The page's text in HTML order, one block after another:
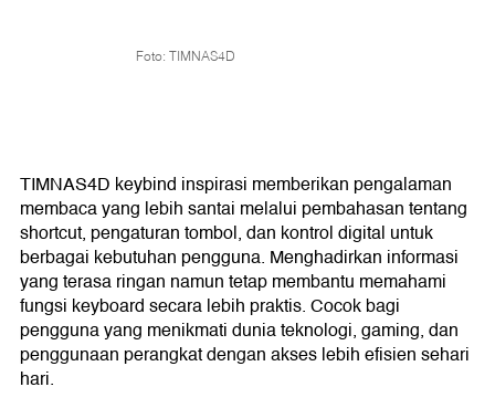
Foto: TIMNAS4D
TIMNAS4D keybind inspirasi memberikan pengalaman
membaca yang lebih santai melalui pembahasan tentang
shortcut, pengaturan tombol, dan kontrol digital untuk
berbagai kebutuhan pengguna. Menghadirkan informasi
yang terasa ringan namun tetap membantu memahami
fungsi keyboard secara lebih praktis. Cocok bagi
pengguna yang menikmati dunia teknologi, gaming, dan
penggunaan perangkat dengan akses lebih efisien sehari
hari.